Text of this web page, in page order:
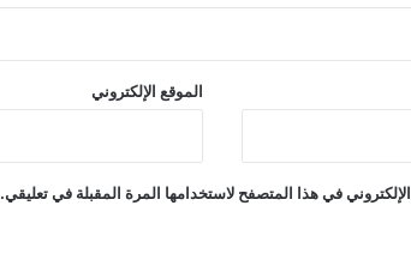
الموقع الإلكتروني
في هذا المتصفح لاستخدامها المرة المقبلة في تعليقي.